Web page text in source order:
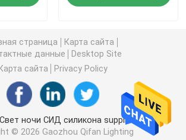
за больным
лампочки ночи пламени фликера
стола
страница
Карта сайта
данные
Desktop Site
Карта сайта
Privacy Policy
ночи СИД силикона supplier.
© 2026 Gaozhou Qifan Lighting